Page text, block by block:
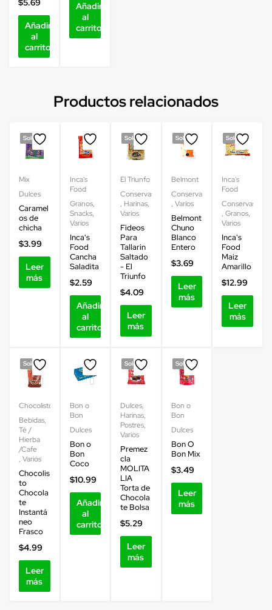
$5.69
Añadir
al
carrito
Añadir
al
carrito
Productos relacionados
Sold out
Mix
Dulces
Caramel
os de
chicha
$3.99
Leer
más
Inca's
Food
Granos,
Snacks,
Varios
Inca's
Food
Cancha
Saladita
$2.59
Añadir
al
carrito
Sold out
El Triunfo
Conservas
, Harinas,
Varios
Fideos
Para
Tallarin
Saltado
- El
Triunfo
$4.09
Leer
más
Sold out
Belmont
Conservas
, Varios
Belmont
Chuno
Blanco
Entero
$3.69
Leer
más
Sold out
Inca's
Food
Conservas
,Granos,
Varios
Inca's
Food
Maiz
Amarillo
$12.99
Leer
más
Sold out
Chocolisto
Bebidas,
Té /
Hierba
/Cafe
, Varios
Chocolis
to
Chocola
te
Instantá
neo
Frasco
$4.99
Leer
más
Bon o
Bon
Dulces
Bon o
Bon
Coco
$10.99
Añadir
al
carrito
Sold out
Dulces,
Harinas,
Postres,
Varios
Premez
cla
MOLITA
LIA
Torta de
Chocola
te Bolsa
$5.29
Leer
más
Sold out
Bon o
Bon
Dulces
Bon O
Bon Mix
$3.49
Leer
más